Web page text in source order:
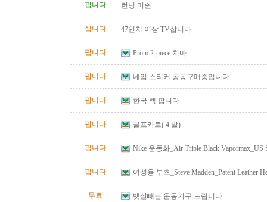
팝니다 런닝 머쉰
삽니다 47인치 이상 TV삽니다
팝니다 Prom 2-piece 치마
팝니다 네임 스티커 공동구매중입니다.
팝니다 한국 책 팝니다
팝니다 골프카트( 4 발)
팝니다 Nike 운동화_Air Triple Black Vapormax_US
팝니다
여성용 부츠_Steve Madden_Patent Leather
무료
뱃살빼는 운동기구 드립니다